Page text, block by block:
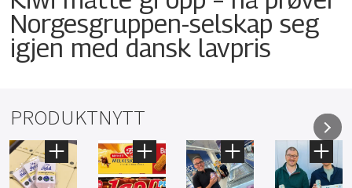
Norgesgruppen-selskap seg
igjen med dansk lavpris
PRODUKTNYTT